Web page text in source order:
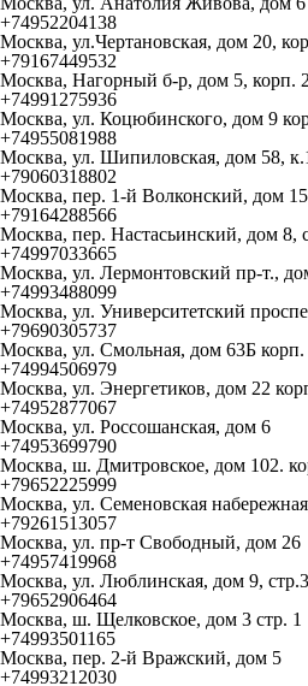
+74952204138
Москва, ул.Чертановская, дом 20,
+79167449532
Москва, Нагорный б-р, дом 5, корп.
+74991275936
Москва, ул. Коцюбинского, дом 9
+74955081988
Москва, ул. Шипиловская, дом 58,
+79060318802
Москва, пер. 1-й Волконский, дом 15
+79164288566
Москва, пер. Настасьинский, дом 8,
+74997033665
Москва, ул. Лермонтовский пр-т.,
+74993488099
Москва, ул. Университетский
+79690305737
Москва, ул. Смольная, дом 63Б корп.
+74994506979
Москва, ул. Энергетиков, дом 22
+74952877067
Москва, ул. Россошанская, дом 6
+74953699790
Москва, ш. Дмитровское, дом 102.
+79652225999
Москва, ул. Семеновская
+79261513057
Москва, ул. пр-т Свободный, дом 26
+74957419968
Москва, ул. Люблинская, дом 9, стр.3
+79652906464
Москва, ш. Щелковское, дом 3 стр. 1
+74993501165
Москва, пер. 2-й Вражский, дом 5
+74993212030